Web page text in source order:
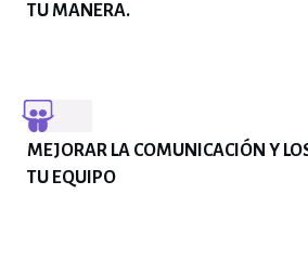
TU MANERA.
MEJORAR LA COMUNICACIÓN Y
TU EQUIPO